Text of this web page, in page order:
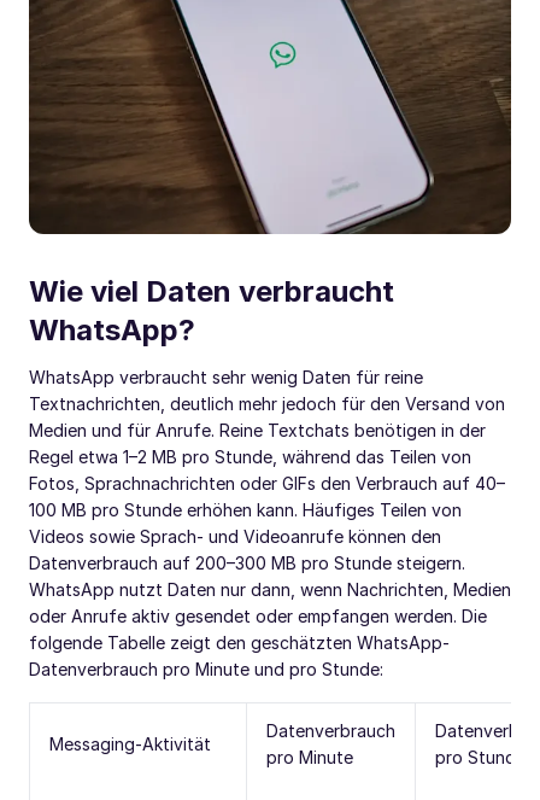
Wie viel Daten verbraucht
WhatsApp?
WhatsApp verbraucht sehr wenig Daten für reine
Textnachrichten, deutlich mehr jedoch für den Versand von
Medien und für Anrufe. Reine Textchats benötigen in der
Regel etwa 1–2 MB pro Stunde, während das Teilen von
Fotos, Sprachnachrichten oder GIFs den Verbrauch auf 40–
100 MB pro Stunde erhöhen kann. Häufiges Teilen von
Videos sowie Sprach- und Videoanrufe können den
Datenverbrauch auf 200–300 MB pro Stunde steigern.
WhatsApp nutzt Daten nur dann, wenn Nachrichten, Medien
oder Anrufe aktiv gesendet oder empfangen werden. Die
folgende Tabelle zeigt den geschätzten WhatsApp-
Datenverbrauch pro Minute und pro Stunde:
Messaging-Aktivität
Datenverbrauch
pro Minute
pro Stunde